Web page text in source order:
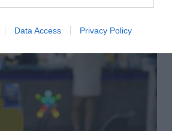
Data Access Privacy Policy